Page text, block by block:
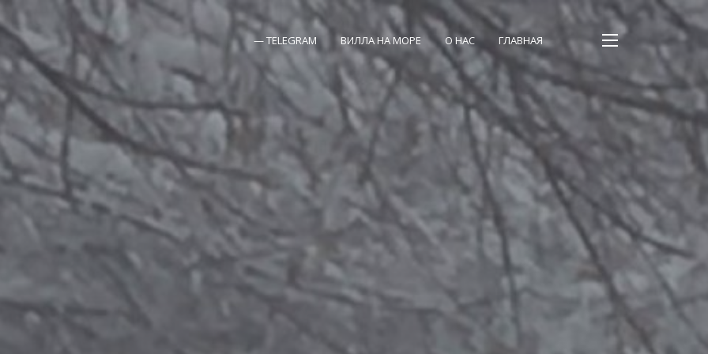
месяц целиком! При бронировании 3 ночей на выходные баняв субботу включена в цену
Забронировать — TELEGRAM ВИЛЛА НА МОРЕ О НАС ГЛАВНАЯ